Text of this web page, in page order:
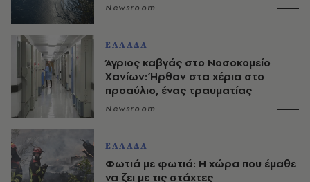
Newsroom
ΕΛΛΑΔΑ
Άγριος καβγάς στο Νοσοκομείο
Χανίων: Ήρθαν στα χέρια στο
προαύλιο, ένας τραυματίας
Newsroom
ΕΛΛΑΔΑ
Φωτιά με φωτιά: Η χώρα που έμαθε
να ζει με τις στάχτες